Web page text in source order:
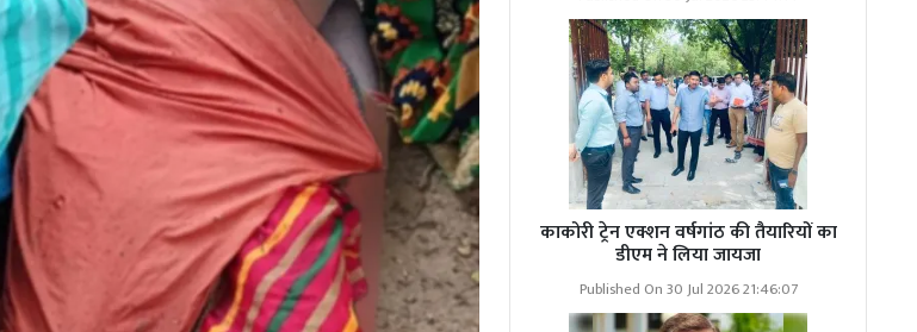
काकोरी ट्रेन एक्शन वर्षगांठ की तैयारियों का
डीएम ने लिया जायजा
Published On 30 Jul 2026 21:46:07